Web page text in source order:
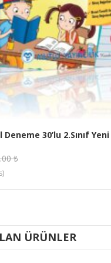
Deneme 30’lu 2.Sınıf
₺
ÜRÜNLER